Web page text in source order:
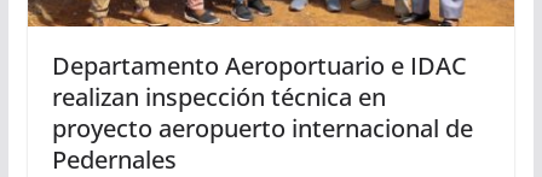
Departamento Aeroportuario e IDAC
realizan inspección técnica en
proyecto aeropuerto internacional de
Pedernales